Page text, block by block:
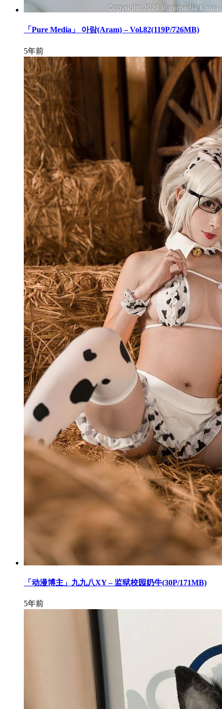
「Pure Media」 아람(Aram) – Vol.82(119P/726MB)
5年前
「动漫博主」九九八XY – 监狱校园奶牛(30P/171MB)
5年前